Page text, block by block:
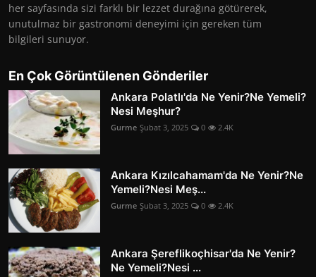
her sayfasında sizi farklı bir lezzet durağına götürerek,
unutulmaz bir gastronomi deneyimi için gereken tüm
bilgileri sunuyor.
En Çok Görüntülenen Gönderiler
Ankara Polatlı'da Ne Yenir?Ne Yemeli?
Nesi Meşhur?
Gurme Şubat 3, 2025 0 2.4K
Ankara Kızılcahamam'da Ne Yenir?Ne
Yemeli?Nesi Meş...
Gurme Şubat 3, 2025 0 2.4K
Ankara Şereflikoçhisar'da Ne Yenir?
Ne Yemeli?Nesi ...